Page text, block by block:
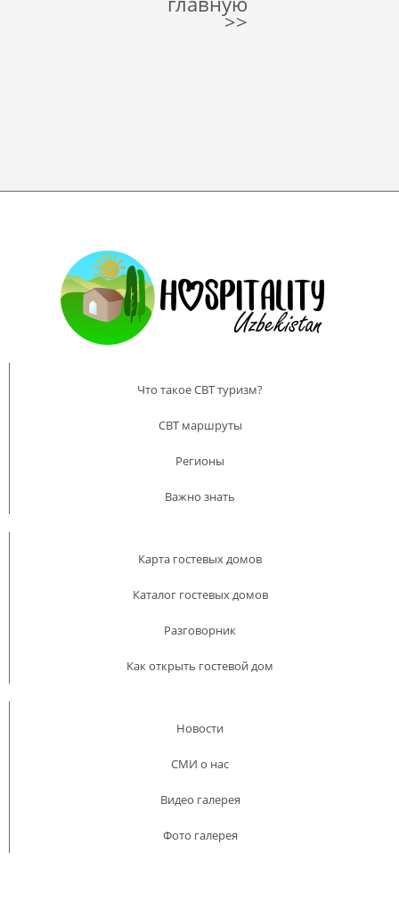
>>
Что такое CBT туризм?
CBT маршруты
Регионы
Важно знать
Карта гостевых домов
Каталог гостевых домов
Разговорник
Как открыть гостевой дом
Новости
СМИ о нас
Видео галерея
Фото галерея